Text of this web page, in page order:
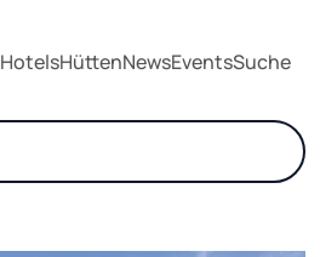
HotelsHüttenNewsEventsSuche